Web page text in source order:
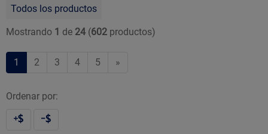
Todos los productos
Mostrando 1 de 24 (602 productos)
1 2 3 4 5 »
Ordenar por: